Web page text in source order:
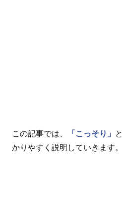
この記事では、 「こっそり」 と
かりやすく説明していきます。